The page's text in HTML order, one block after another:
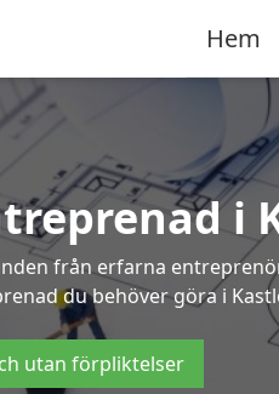
Hem
i
från erfarna
du behöver göra i
utan förpliktelser